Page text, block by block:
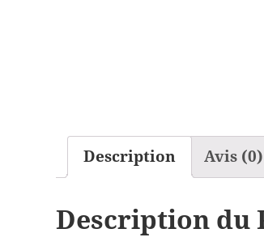
Description Avis (0)
Description du